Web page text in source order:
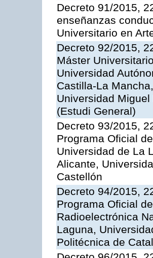
Decreto 91/2015,
enseñanzas
Universitario en
Decreto 92/2015,
Máster
Universidad
Castilla-La
Universidad
(Estudi General)
Decreto 93/2015,
Programa Oficial
Universidad de La
Alicante,
Castellón
Decreto 94/2015,
Programa Oficial
Radioelectrónica
Laguna,
Politécnica de